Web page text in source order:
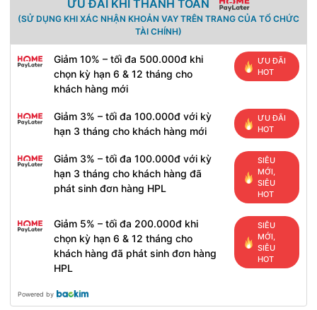
ƯU ĐÃI KHI THANH TOÁN
(SỬ DỤNG KHI XÁC NHẬN KHOẢN VAY TRÊN TRANG CỦA TỔ CHỨC
TÀI CHÍNH)
Giảm 10% – tối đa 500.000đ khi
chọn kỳ hạn 6 & 12 tháng cho
khách hàng mới
ƯU ĐÃI
HOT
Giảm 3% – tối đa 100.000đ với kỳ
hạn 3 tháng cho khách hàng mới
ƯU ĐÃI
HOT
Giảm 3% – tối đa 100.000đ với kỳ
hạn 3 tháng cho khách hàng đã
phát sinh đơn hàng HPL
SIÊU
MỚI,
SIÊU
HOT
Giảm 5% – tối đa 200.000đ khi
chọn kỳ hạn 6 & 12 tháng cho
khách hàng đã phát sinh đơn hàng
HPL
SIÊU
MỚI,
SIÊU
HOT
Powered by